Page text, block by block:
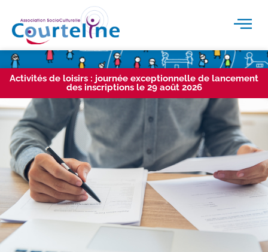
Activités de loisirs : journée exceptionnelle de lancement
des inscriptions le 29 août 2026